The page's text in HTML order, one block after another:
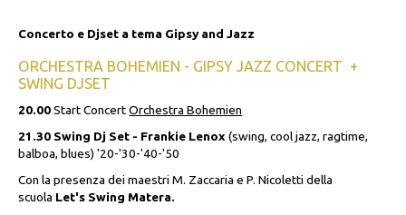
Concerto e Djset a tema Gipsy and Jazz
ORCHESTRA BOHEMIEN - GIPSY JAZZ CONCERT +
SWING DJSET
20.00Start ConcertOrchestra Bohemien
21.30 Swing Dj Set - Frankie Lenox(swing, cool jazz, ragtime,
balboa, blues) '20-'30-'40-'50
Con la presenza dei maestri M. Zaccaria e P. Nicoletti della
scuola Let's Swing Matera.